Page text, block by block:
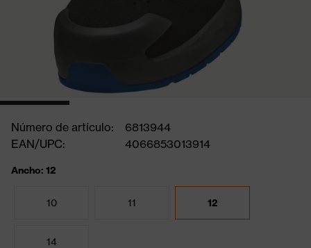
Número de artículo:
6813944
EAN/UPC:
4066853013914
Ancho: 12
10 11 12
14